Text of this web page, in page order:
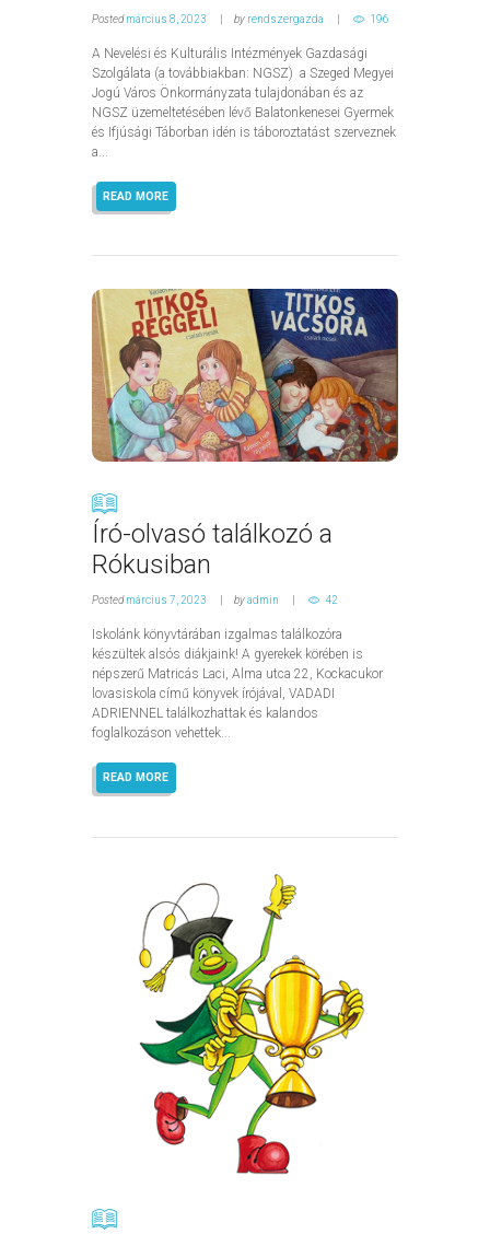
Postedmárcius 8, 2023 by rendszergazda 196
A Nevelési és Kulturális Intézmények Gazdasági
Szolgálata (a továbbiakban: NGSZ) a Szeged Megyei
Jogú Város Önkormányzata tulajdonában és az
NGSZ üzemeltetésében lévő Balatonkenesei Gyermek
és Ifjúsági Táborban idén is táboroztatást szerveznek
a...
READ MORE
Író-olvasó találkozó a
Rókusiban
Postedmárcius 7, 2023 byadmin 42
Iskolánk könyvtárában izgalmas találkozóra
készültek alsós diákjaink! A gyerekek körében is
népszerű Matricás Laci, Alma utca 22, Kockacukor
lovasiskola című könyvek írójával, VADADI
ADRIENNEL találkozhattak és kalandos
foglalkozáson vehettek...
READ MORE